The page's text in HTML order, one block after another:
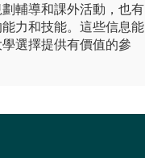
輔導和課外活動，也有
力和技能。這些信息能
選擇提供有價值的參